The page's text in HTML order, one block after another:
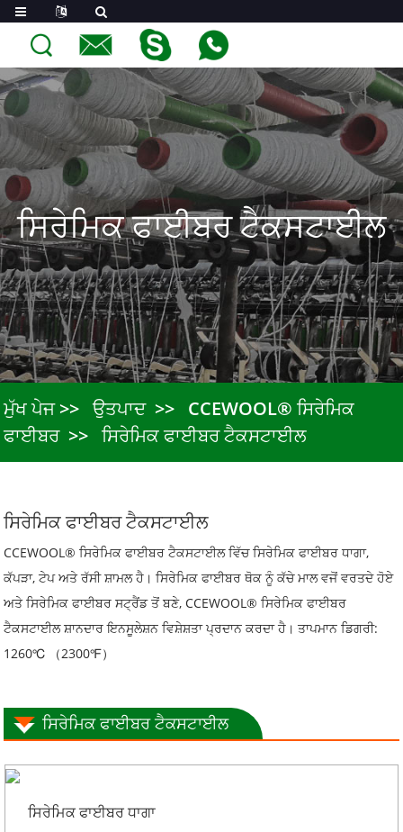
ਸਿਰੇਮਿਕ ਫਾਈਬਰ ਟੈਕਸਟਾਈਲ
ਮੁੱਖ ਪੇਜ ਉਤਪਾਦ
CCEWOOL® ਸਿਰੇਮਿਕ
ਫਾਈਬਰ
ਸਿਰੇਮਿਕ ਫਾਈਬਰ ਟੈਕਸਟਾਈਲ
ਸਿਰੇਮਿਕ ਫਾਈਬਰ ਟੈਕਸਟਾਈਲ
CCEWOOL® ਸਿਰੇਮਿਕ ਫਾਈਬਰ ਟੈਕਸਟਾਈਲ ਵਿੱਚ ਸਿਰੇਮਿਕ ਫਾਈਬਰ ਧਾਗਾ,
ਕੱਪੜਾ, ਟੇਪ ਅਤੇ ਰੱਸੀ ਸ਼ਾਮਲ ਹੈ। ਸਿਰੇਮਿਕ ਫਾਈਬਰ ਥੋਕ ਨੂੰ ਕੱਚੇ ਮਾਲ ਵਜੋਂ ਵਰਤਦੇ ਹੋਏ
ਅਤੇ ਸਿਰੇਮਿਕ ਫਾਈਬਰ ਸਟ੍ਰੈਂਡ ਤੋਂ ਬਣੇ, CCEWOOL® ਸਿਰੇਮਿਕ ਫਾਈਬਰ
ਟੈਕਸਟਾਈਲ ਸ਼ਾਨਦਾਰ ਇਨਸੂਲੇਸ਼ਨ ਵਿਸ਼ੇਸ਼ਤਾ ਪ੍ਰਦਾਨ ਕਰਦਾ ਹੈ। ਤਾਪਮਾਨ ਡਿਗਰੀ:
1260℃ （2300℉）
ਸਿਰੇਮਿਕ ਫਾਈਬਰ ਟੈਕਸਟਾਈਲ
ਸਿਰੇਮਿਕ ਫਾਈਬਰ ਧਾਗਾ